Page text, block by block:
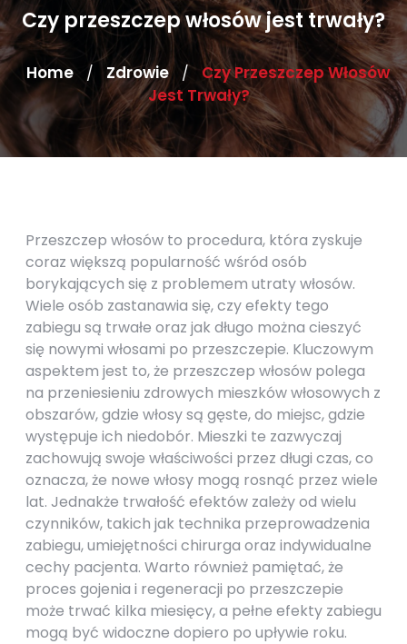
Czy przeszczep włosów jest trwały?
Home / Zdrowie / Czy Przeszczep Włosów
Jest Trwały?
Przeszczep włosów to procedura, która zyskuje
coraz większą popularność wśród osób
borykających się z problemem utraty włosów.
Wiele osób zastanawia się, czy efekty tego
zabiegu są trwałe oraz jak długo można cieszyć
się nowymi włosami po przeszczepie. Kluczowym
aspektem jest to, że przeszczep włosów polega
na przeniesieniu zdrowych mieszków włosowych z
obszarów, gdzie włosy są gęste, do miejsc, gdzie
występuje ich niedobór. Mieszki te zazwyczaj
zachowują swoje właściwości przez długi czas, co
oznacza, że nowe włosy mogą rosnąć przez wiele
lat. Jednakże trwałość efektów zależy od wielu
czynników, takich jak technika przeprowadzenia
zabiegu, umiejętności chirurga oraz indywidualne
cechy pacjenta. Warto również pamiętać, że
proces gojenia i regeneracji po przeszczepie
może trwać kilka miesięcy, a pełne efekty zabiegu
mogą być widoczne dopiero po upływie roku.